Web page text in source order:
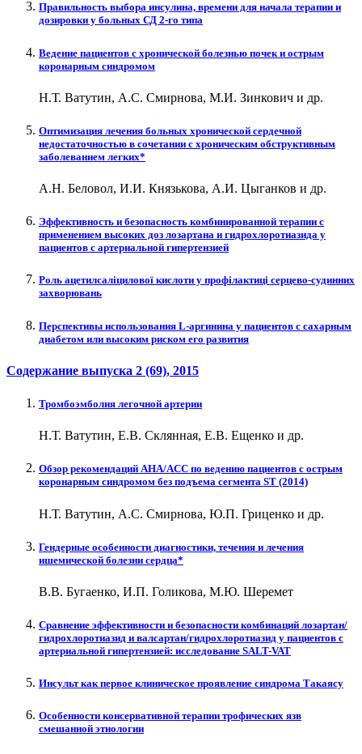
Правильность выбора инсулина, времени для начала терапии и
дозировки у больных СД 2-го типа
Ведение пациентов с хронической болезнью почек и острым
коронарным синдромом
Н.Т. Ватутин, А.С. Смирнова, М.И. Зинкович и др.
Оптимизация лечения больных хронической сердечной
недостаточностью в сочетании с хроническим обструктивным
заболеванием легких*
А.Н. Беловол, И.И. Князькова, А.И. Цыганков и др.
Эффективность и безопасность комбинированной терапии с
применением высоких доз лозартана и гидрохлоротиазида у
пациентов с артериальной гипертензией
Роль ацетилсаліцилової кислоти у профілактиці серцево-судинних
захворювань
Перспективы использования L-аргинина у пациентов с сахарным
диабетом или высоким риском его развития
Содержание выпуска 2 (69), 2015
Тромбоэмболия легочной артерии
Н.Т. Ватутин, Е.В. Склянная, Е.В. Ещенко и др.
Обзор рекомендаций AHA/ACC по ведению пациентов с острым
коронарным синдромом без подъема сегмента ST (2014)
Н.Т. Ватутин, А.С. Смирнова, Ю.П. Гриценко и др.
Гендерные особенности диагностики, течения и лечения
ишемической болезни сердца*
В.В. Бугаенко, И.П. Голикова, М.Ю. Шеремет
Сравнение эффективности и безопасности комбинаций лозартан/
гидрохлоротиазид и валсартан/гидрохлоротиазид у пациентов с
артериальной гипертензией: исследование SALT-VAT
Инсульт как первое клиническое проявление синдрома Такаясу
Особенности консервативной терапии трофических язв
смешанной этиологии